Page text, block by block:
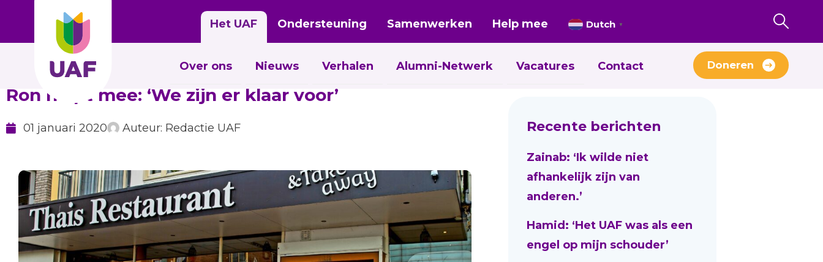
Het UAF
Over ons Nieuws Verhalen Alumni-Netwerk Vacatures Contact
Ondersteuning Samenwerken Help mee Dutch ▼
Doneren
Ron helpt mee: ‘We zijn er klaar voor’
01 januari 2020 Auteur: Redactie UAF Recente berichten
Zainab: ‘Ik wilde niet
afhankelijk zijn van
anderen.’
Hamid: ‘Het UAF was als een
engel op mijn schouder’